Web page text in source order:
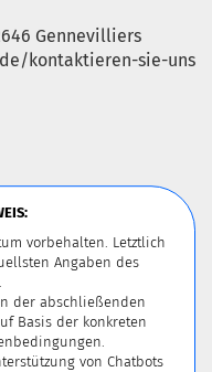
Gennevilliers
kontaktieren-sie-uns
vorbehalten. Letztlich
Angaben des
der abschließenden
Basis der konkreten
von Chatbots